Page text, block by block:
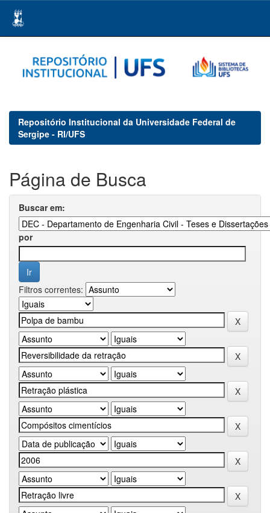
navigation
Repositório Institucional da Universidade Federal de
Sergipe - RI/UFS
Página de Busca
Buscar em:
por
Filtros correntes: